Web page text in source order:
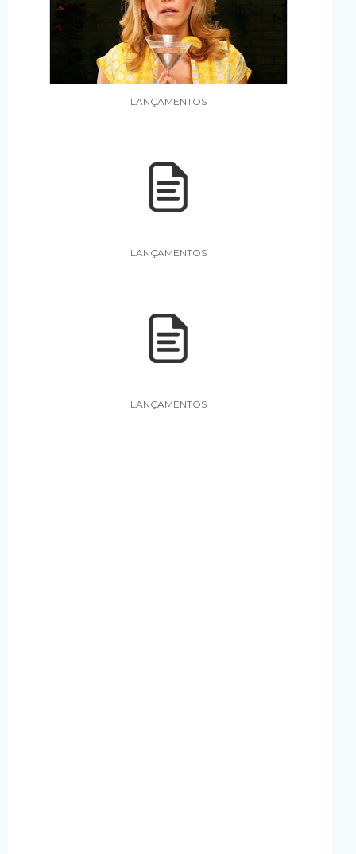
LANÇAMENTOS
LANÇAMENTOS
LANÇAMENTOS